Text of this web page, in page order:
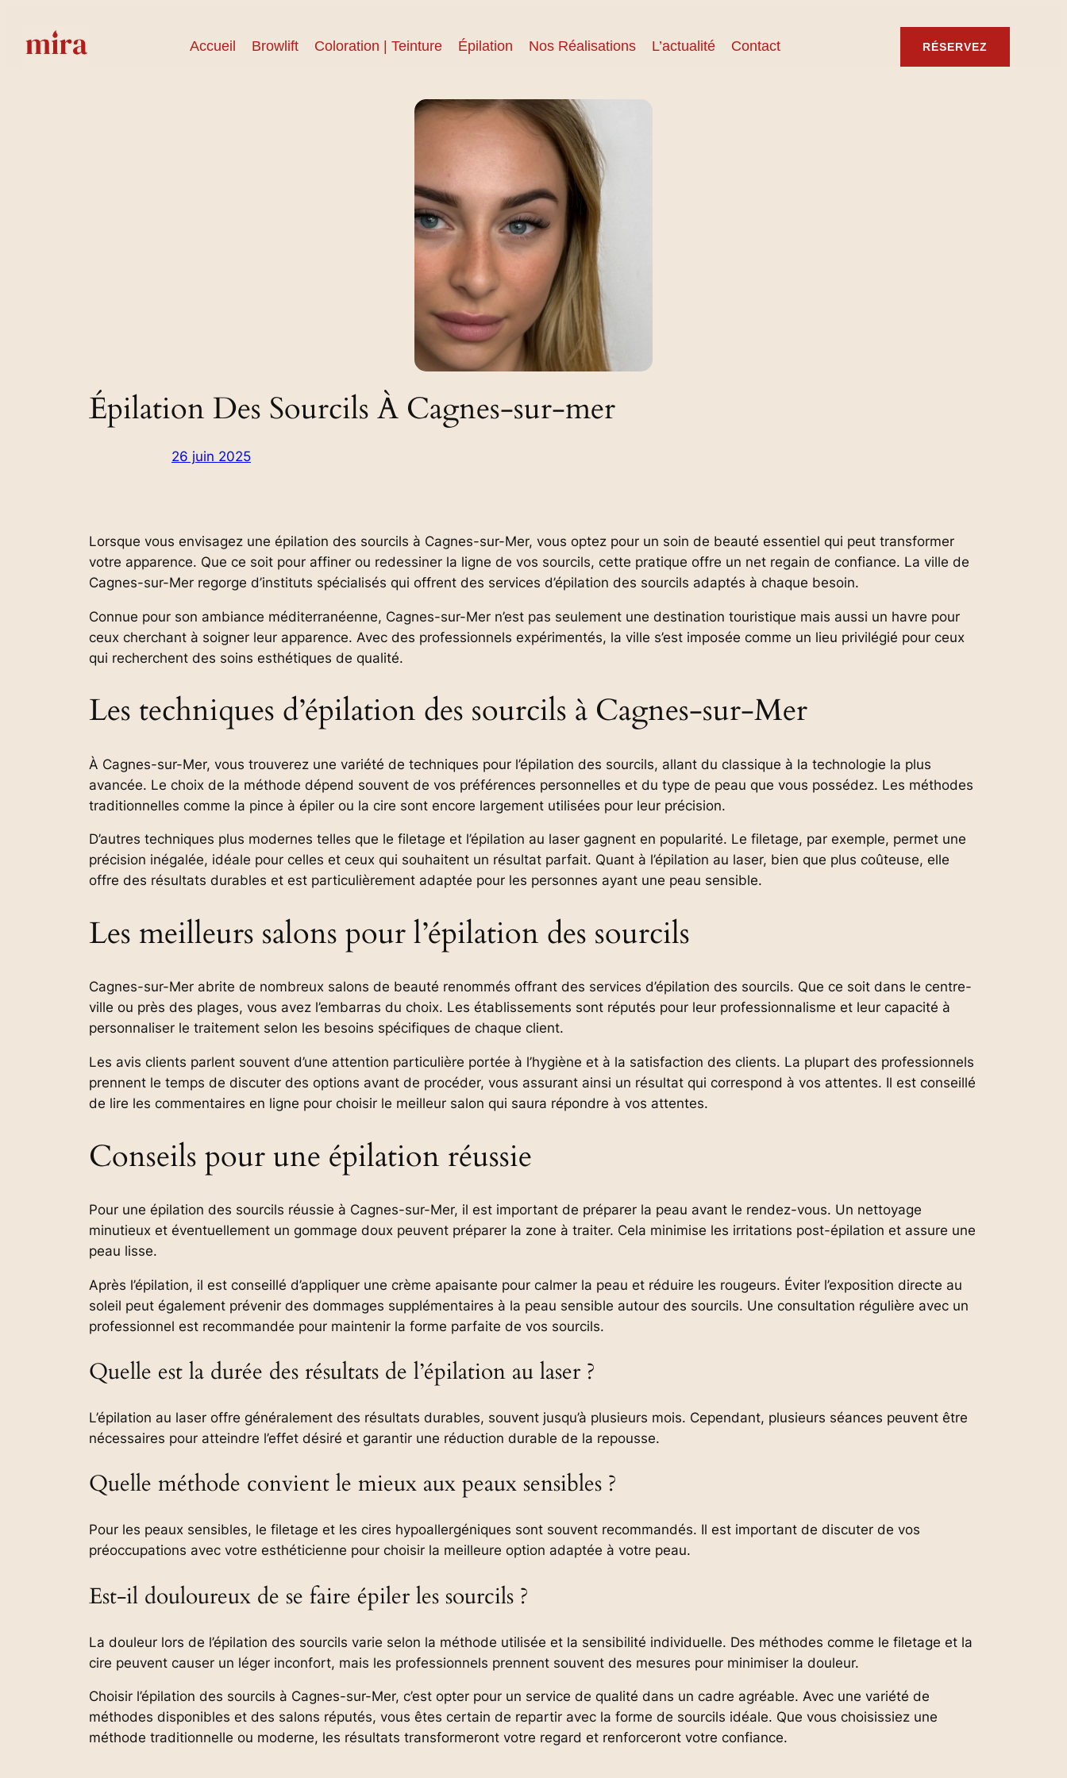
Accueil Browlift Coloration | Teinture Épilation Nos Réalisations L’actualité Contact RÉSERVEZ
Épilation Des Sourcils À Cagnes-sur-mer
26 juin 2025
Lorsque vous envisagez une épilation des sourcils à Cagnes-sur-Mer, vous optez pour un soin de beauté essentiel qui peut transformer
votre apparence. Que ce soit pour affiner ou redessiner la ligne de vos sourcils, cette pratique offre un net regain de confiance. La ville de
Cagnes-sur-Mer regorge d’instituts spécialisés qui offrent des services d’épilation des sourcils adaptés à chaque besoin.
Connue pour son ambiance méditerranéenne, Cagnes-sur-Mer n’est pas seulement une destination touristique mais aussi un havre pour
ceux cherchant à soigner leur apparence. Avec des professionnels expérimentés, la ville s’est imposée comme un lieu privilégié pour ceux
qui recherchent des soins esthétiques de qualité.
Les techniques d’épilation des sourcils à Cagnes-sur-Mer
À Cagnes-sur-Mer, vous trouverez une variété de techniques pour l’épilation des sourcils, allant du classique à la technologie la plus
avancée. Le choix de la méthode dépend souvent de vos préférences personnelles et du type de peau que vous possédez. Les méthodes
traditionnelles comme la pince à épiler ou la cire sont encore largement utilisées pour leur précision.
D’autres techniques plus modernes telles que le filetage et l’épilation au laser gagnent en popularité. Le filetage, par exemple, permet une
précision inégalée, idéale pour celles et ceux qui souhaitent un résultat parfait. Quant à l’épilation au laser, bien que plus coûteuse, elle
offre des résultats durables et est particulièrement adaptée pour les personnes ayant une peau sensible.
Les meilleurs salons pour l’épilation des sourcils
Cagnes-sur-Mer abrite de nombreux salons de beauté renommés offrant des services d’épilation des sourcils. Que ce soit dans le centre-
ville ou près des plages, vous avez l’embarras du choix. Les établissements sont réputés pour leur professionnalisme et leur capacité à
personnaliser le traitement selon les besoins spécifiques de chaque client.
Les avis clients parlent souvent d’une attention particulière portée à l’hygiène et à la satisfaction des clients. La plupart des professionnels
prennent le temps de discuter des options avant de procéder, vous assurant ainsi un résultat qui correspond à vos attentes. Il est conseillé
de lire les commentaires en ligne pour choisir le meilleur salon qui saura répondre à vos attentes.
Conseils pour une épilation réussie
Pour une épilation des sourcils réussie à Cagnes-sur-Mer, il est important de préparer la peau avant le rendez-vous. Un nettoyage
minutieux et éventuellement un gommage doux peuvent préparer la zone à traiter. Cela minimise les irritations post-épilation et assure une
peau lisse.
Après l’épilation, il est conseillé d’appliquer une crème apaisante pour calmer la peau et réduire les rougeurs. Éviter l’exposition directe au
soleil peut également prévenir des dommages supplémentaires à la peau sensible autour des sourcils. Une consultation régulière avec un
professionnel est recommandée pour maintenir la forme parfaite de vos sourcils.
Quelle est la durée des résultats de l’épilation au laser ?
L’épilation au laser offre généralement des résultats durables, souvent jusqu’à plusieurs mois. Cependant, plusieurs séances peuvent être
nécessaires pour atteindre l’effet désiré et garantir une réduction durable de la repousse.
Quelle méthode convient le mieux aux peaux sensibles ?
Pour les peaux sensibles, le filetage et les cires hypoallergéniques sont souvent recommandés. Il est important de discuter de vos
préoccupations avec votre esthéticienne pour choisir la meilleure option adaptée à votre peau.
Est-il douloureux de se faire épiler les sourcils ?
La douleur lors de l’épilation des sourcils varie selon la méthode utilisée et la sensibilité individuelle. Des méthodes comme le filetage et la
cire peuvent causer un léger inconfort, mais les professionnels prennent souvent des mesures pour minimiser la douleur.
Choisir l’épilation des sourcils à Cagnes-sur-Mer, c’est opter pour un service de qualité dans un cadre agréable. Avec une variété de
méthodes disponibles et des salons réputés, vous êtes certain de repartir avec la forme de sourcils idéale. Que vous choisissiez une
méthode traditionnelle ou moderne, les résultats transformeront votre regard et renforceront votre confiance.